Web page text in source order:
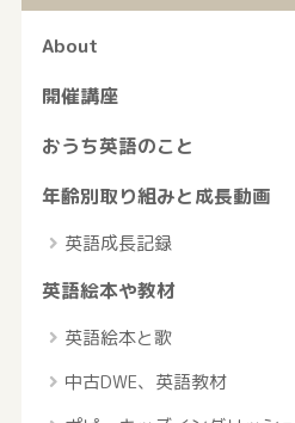
About
開催講座
おうち英語のこと
年齢別取り組みと成長動画
英語成長記録
英語絵本や教材
英語絵本と歌
中古DWE、英語教材